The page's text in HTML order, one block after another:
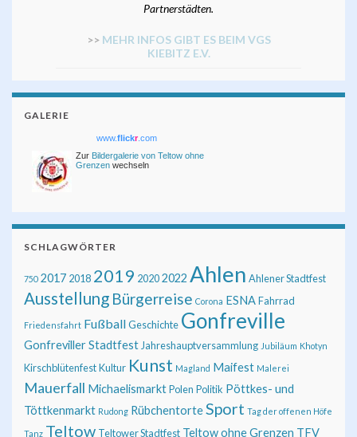
Partnerstädten.
>> MEHR INFOS GIBT ES BEIM VGS
KIEBITZ E.V.
GALERIE
www.flickr.com
Zur Bildergalerie von Teltow ohne
Grenzen wechseln
SCHLAGWÖRTER
750 2017 2018 2019 20202022 Ahlen Ahlener Stadtfest
Ausstellung Bürgerreise Corona ESNAFahrrad
Friedensfahrt FußballGeschichte Gonfreville
Gonfreviller Stadtfest Jahreshauptversammlung Jubiläum Khotyn
KirschblütenfestKultur Kunst Magland Maifest Malerei
Mauerfall MichaelismarktPolen Politik Pöttkes- und
Töttkenmarkt Rudong RübchentorteSport Tag der offenen Höfe
Tanz Teltow Teltower Stadtfest Teltow ohne Grenzen TFV